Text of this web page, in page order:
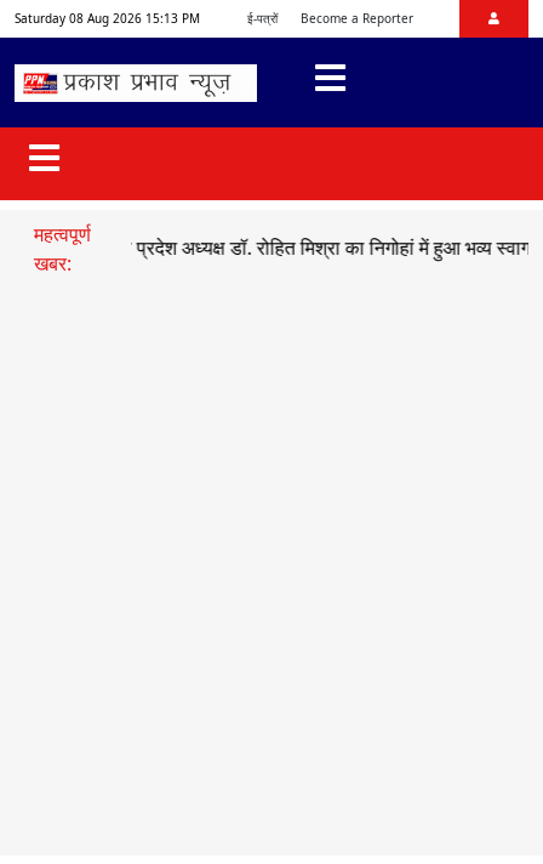
Saturday 08 Aug 2026 15:13 PM ई-पत्रों Become a Reporter
महत्वपूर्ण
खबर:
भाजयुमो प्रदेश अध्यक्ष डॉ. रोहित मिश्रा का निगोहां में हुआ भव्य स्वागत ●